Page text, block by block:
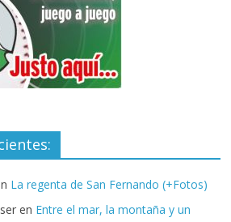
La regenta de San Fernando (+Fotos)
en Entre el mar, la montaña y un